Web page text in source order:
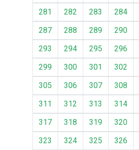
281
282 283 284
287
288 289 290
293
294 295 296
299
300 301 302
305
306 307 308
311
312 313 314
317
318 319 320
323
324 325 326